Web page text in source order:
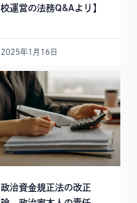
校運営の法務Q&Aより】
2025年1月16日
政治資金規正法の改正